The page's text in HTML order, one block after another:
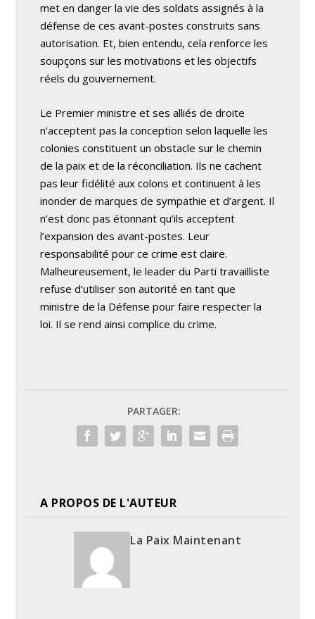
met en danger la vie des soldats assignés à la
défense de ces avant-postes construits sans
autorisation. Et, bien entendu, cela renforce les
soupçons sur les motivations et les objectifs
réels du gouvernement.
Le Premier ministre et ses alliés de droite
n’acceptent pas la conception selon laquelle les
colonies constituent un obstacle sur le chemin
de la paix et de la réconciliation. Ils ne cachent
pas leur fidélité aux colons et continuent à les
inonder de marques de sympathie et d’argent. Il
n’est donc pas étonnant qu’ils acceptent
l’expansion des avant-postes. Leur
responsabilité pour ce crime est claire.
Malheureusement, le leader du Parti travailliste
refuse d’utiliser son autorité en tant que
ministre de la Défense pour faire respecter la
loi. Il se rend ainsi complice du crime.
PARTAGER:
A PROPOS DE L'AUTEUR
La Paix Maintenant